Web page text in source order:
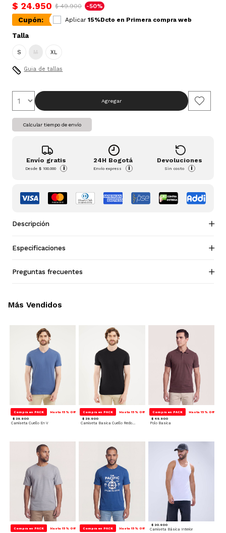
$ 24.950 $ 49.900 -50%
Cupón: Aplicar 15%Dcto en Primera compra web
Talla
S M XL
Guia de tallas
Agregar
Calcular tiempo de envío
Envío gratis
Desde$ 100.000 i
24H Bogotá
Envío express i
Devoluciones
Sin costo i
Descripción
Especificaciones
Preguntas frecuentes
Compra en PACK Hasta 15% Off
$ 29.900
Camiseta Cuello En V
Compra en PACK Hasta 15% Off
$ 29.900
Camiseta Basica Cuello Redondo
Compra en PACK Hasta 15% Off
$ 49.900
Polo Basica
Compra en PACK Hasta 15% Off Compra en PACK Hasta 15% Off
$ 20.900
Camiseta Básica Interior
Más Vendidos